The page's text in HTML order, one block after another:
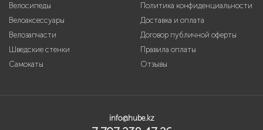
Велосипеды
Велоаксессуары
Шведские стенки
Политика конфиденциальности
Доставка и оплата
Договор публичной оферты
Правила оплаты
info@hube.kz